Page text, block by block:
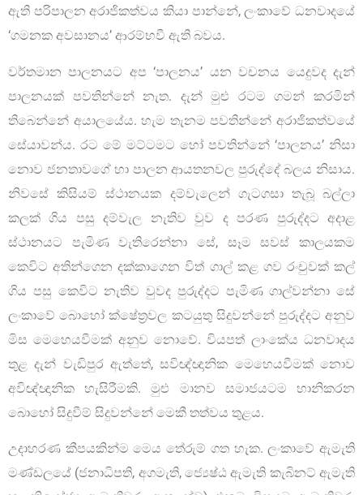
ඇති පරිපාලන අරාජිකත්වය කියා පාන්නේ, ලංකාවේ ධනවාදයේ
‘ගමනක අවසානය’ ආරම්භවී ඇති බවය.
වර්තමාන පාලනයට අප ‘පාලනය’ යන වචනය යෙදුවද දැන්
පාලනයක් පවතින්නේ නැත. දැන් මුළු රටම ගමන් කරමින්
තිබෙන්නේ අයාලයේය. හැම තැනම පවතින්නේ අරාජිකත්වයේ
සේයාවන්ය. රට මේ මට්ටමට හෝ පවතින්නේ ‘පාලනය’ නිසා
නොව ජනතාවගේ හා පාලන ආයතනවල පුරුද්දේ බලය නිසාය.
නිවසේ කිසියම් ස්ථානයක දම්වැලෙන් ගැටගසා තැබූ බල්ලා
කලක් ගිය පසු දම්වැල නැතිව වුව ද පරණ පුරුද්දට අදාළ
ස්ථානයට පැමිණ වැතිරෙන්නා සේ, සෑම සවස් කාලයකම
කෙවිට අතින්ගෙන දක්කාගෙන විත් ගාල් කළ ගව රංචුවක් කල්
ගිය පසු කෙවිට නැතිව වුවද පුරුද්දට පැමිණ ගාල්වන්නා සේ
ලංකාවේ බොහෝ ක්ෂේත‍්‍රවල කටයුතු සිදුවන්නේ පුරුද්දට අනුව
මිස මෙහෙයවීමක් අනුව නොවේ. වියපත් ලාංකේය ධනවාදය
තුළ දැන් වැඩිපුර ඇත්තේ, සවිඥ්ඥානික මෙහෙයවීමක් නොව
අවිඥ්ඥානික හැසිරීමකි. මුළු මානව සමාජයටම හානිකරන
බොහෝ සිදුවීම් සිදුවන්නේ මෙකී තත්වය තුළය.
උදාහරණ කීපයකින්ම මෙය තේරුම් ගත හැක. ලංකාවේ ඇමැති
මණ්ඩලයේ (ජනාධිපති, අගමැති, ජ්‍යෙෂ්ඨ ඇමැති කැබිනට් ඇමැති